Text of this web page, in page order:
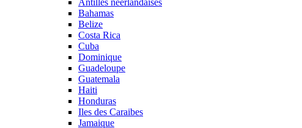
Antilles neerlandaises
Bahamas
Belize
Costa Rica
Cuba
Dominique
Guadeloupe
Guatemala
Haiti
Honduras
Iles des Caraibes
Jamaique